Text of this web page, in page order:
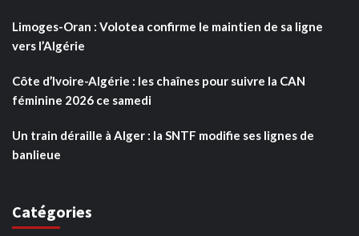
Limoges-Oran : Volotea confirme le maintien de sa ligne
vers l’Algérie
Côte d’Ivoire-Algérie : les chaînes pour suivre la CAN
féminine 2026 ce samedi
Un train déraille à Alger : la SNTF modifie ses lignes de
banlieue
Catégories